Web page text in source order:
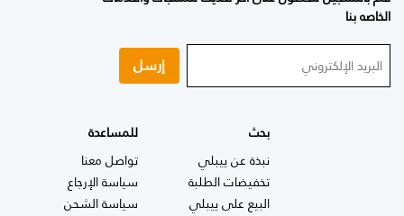
الخاصه بنا
إرسل
بحث
نبذة عن ييبلي
تخفيضات الطلبة
البيع على ييبلي
للمساعدة
تواصل معنا
سياسة الإرجاع
سياسة الشحن